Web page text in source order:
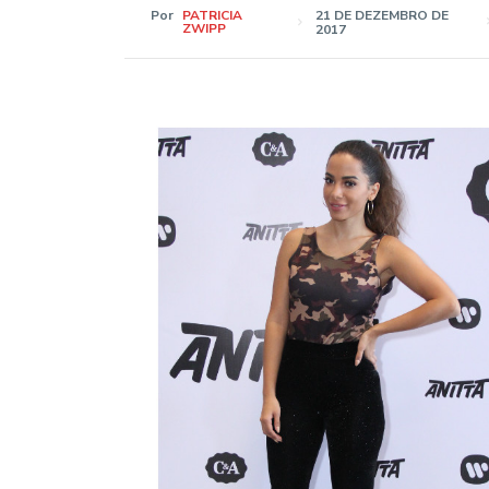
Por PATRICIA
ZWIPP
21 DE DEZEMBRO DE
2017